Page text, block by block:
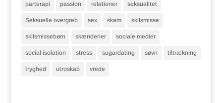
parterapi passion relationer seksualitet
Seksuelle overgreb sex skam skilsmisse
skilsmissebørn skænderier sociale medier
social isolation stress sugardating søvn tiltrækning
tryghed utroskab vrede